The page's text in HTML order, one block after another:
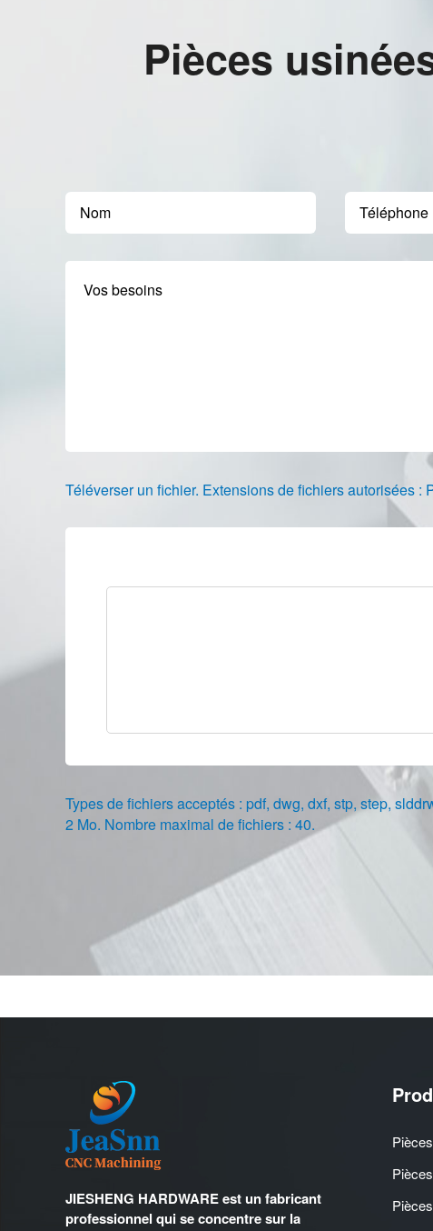
Pièces
Téléverser un fichier. Extensions de fichiers autorisées :
Types de fichiers acceptés : pdf, dwg, dxf, stp, step,
2 Mo. Nombre maximal de fichiers : 40.
JIESHENG HARDWARE est un fabricant
professionnel qui se concentre sur la